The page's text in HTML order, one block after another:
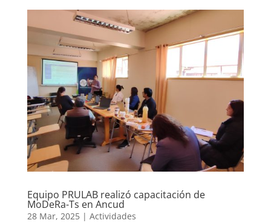
Equipo PRULAB realizó capacitación de
MoDeRa-Ts en Ancud
28 Mar, 2025| Actividades